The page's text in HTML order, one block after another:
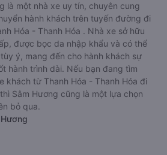
là một nhà xe uy tín, chuyên cung
hành khách trên tuyến đường đi
Hóa - Thanh Hóa . Nhà xe sở hữu
được bọc da nhập khẩu và có thể
ý, mang đến cho hành khách sự
hành trình dài. Nếu bạn đang tìm
khách từ Thanh Hóa - Thanh Hóa đi
Sâm Hương cũng là một lựa chọn
bỏ qua.